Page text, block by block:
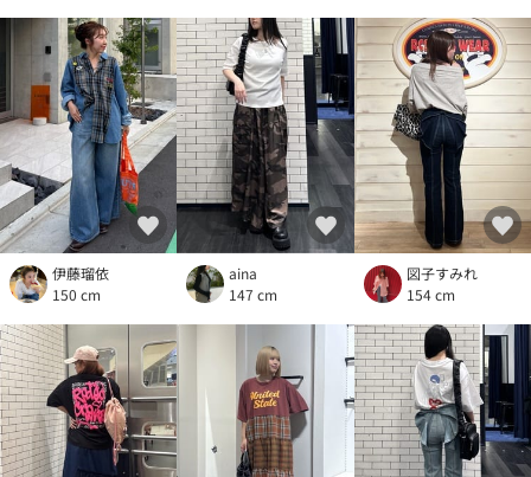
伊藤瑠依
150 cm
aina
147 cm
図子すみれ
154 cm